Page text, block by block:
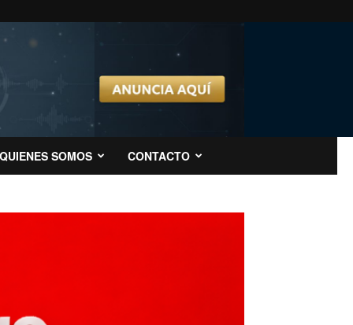
QUIENES SOMOS CONTACTO